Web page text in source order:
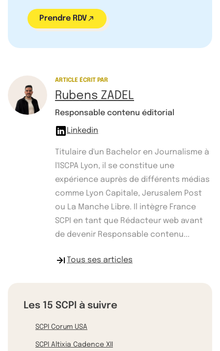
Prendre RDV
ARTICLE ÉCRIT PAR
Rubens ZADEL
Responsable contenu éditorial
Linkedin
Titulaire d'un Bachelor en Journalisme à
l'ISCPA Lyon, il se constitue une
expérience auprès de différents médias
comme Lyon Capitale, Jerusalem Post
ou La Manche Libre. Il intègre France
SCPI en tant que Rédacteur web avant
de devenir Responsable contenu...
Tous ses articles
Les 15 SCPI à suivre
SCPI Corum USA
SCPI Altixia Cadence XII